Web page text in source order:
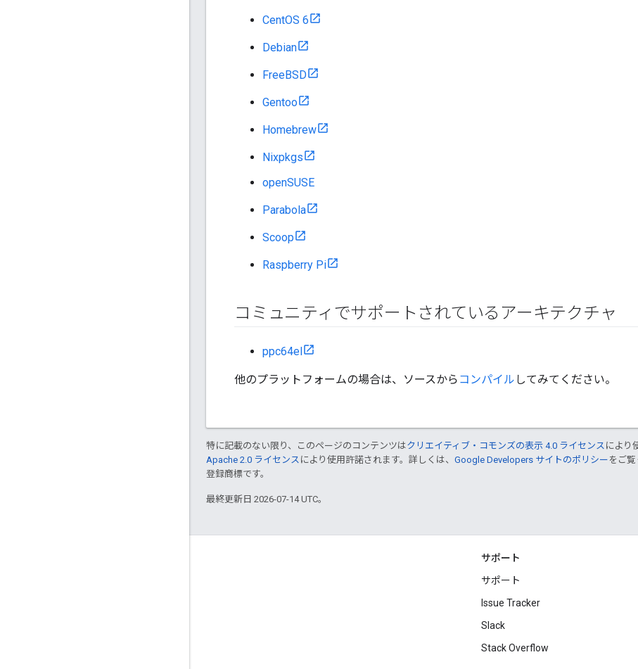
CentOS 6
Debian
FreeBSD
Gentoo
Homebrew
Nixpkgs
openSUSE
Parabola
Scoop
Raspberry Pi
コミュニティでサポートされているアーキテクチャ
ppc64el
他のプラットフォームの場合は、ソースから コンパイル してみてください。
特に記載のない限り、このページのコンテンツはクリエイティブ・コモンズの表示 4.0 ライセンス により
Apache 2.0 ライセンス により使用許諾されます。詳しくは、 Google Developers サイトのポリシー をご
登録商標です。
最終更新日 2026-07-14 UTC。
サポート
サポート
Issue Tracker
Slack
Stack Overflow